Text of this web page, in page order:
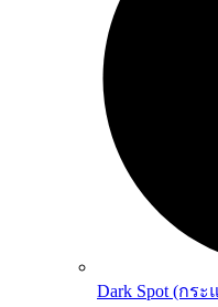
Dark Spot (กร